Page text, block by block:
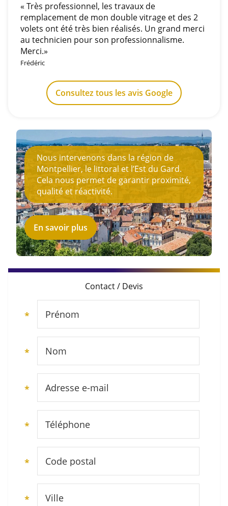
« Très professionnel, les travaux de
remplacement de mon double vitrage et des 2
volets ont été très bien réalisés. Un grand merci
au technicien pour son professionnalisme.
Merci.»
Frédéric
Consultez tous les avis Google
Nous intervenons dans la région de
Montpellier, le littoral et l’Est du Gard.
Cela nous permet de garantir proximité,
qualité et réactivité.
En savoir plus
Contact / Devis
* Prénom
* Nom
* Adresse e-mail
* Téléphone
* Code postal
* Ville